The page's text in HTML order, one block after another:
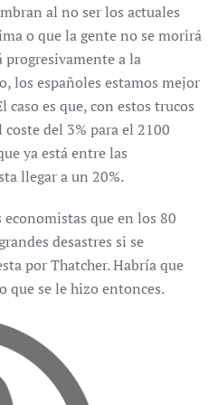
al no ser los actuales
o que la gente no se morirá
progresivamente a la
los españoles estamos mejor
caso es que, con estos trucos
del 3% para el 2100
ya está entre las
llegar a un 20%.
que en los 80
desastres si se
por Thatcher. Habría que
que se le hizo entonces.